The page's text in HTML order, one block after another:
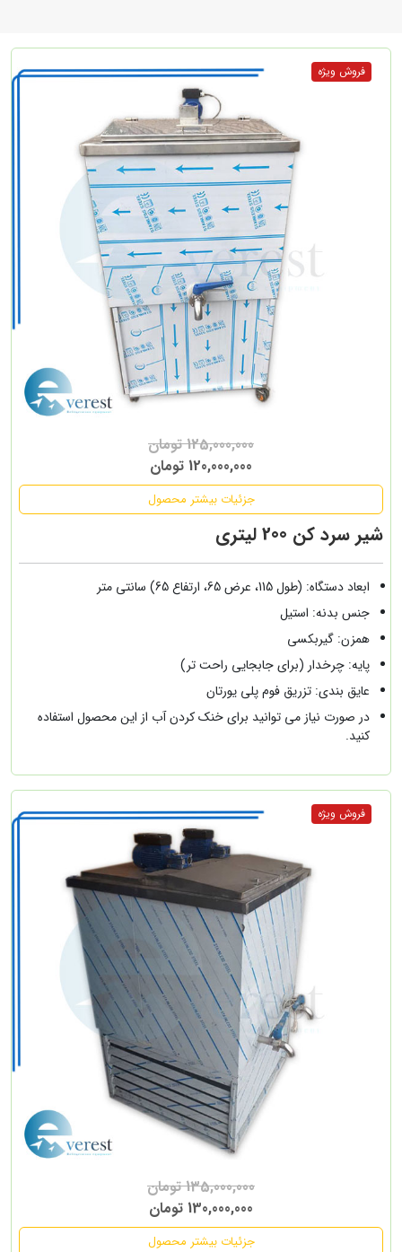
125,000,000 تومان
120,000,000 تومان
جزئیات بیشتر محصول
شیر سرد کن 200 لیتری
ابعاد دستگاه: (طول 115، عرض 65، ارتفاع 65) سانتی متر
جنس بدنه: استیل
همزن: گیربکسی
پایه: چرخدار (برای جابجایی راحت تر)
عایق بندی: تزریق فوم پلی یورتان
در صورت نیاز می توانید برای خنک کردن آب از این محصول استفاده
کنید.
135,000,000 تومان
130,000,000 تومان
جزئیات بیشتر محصول